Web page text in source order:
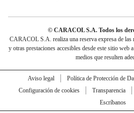
© CARACOL S.A. Todos los
CARACOL S.A. realiza una reserva expresa de las
y otras prestaciones accesibles desde este sitio web
medios que resulten
Aviso legal Política de Protección de
Configuración de cookies
Transparencia
Escríbanos